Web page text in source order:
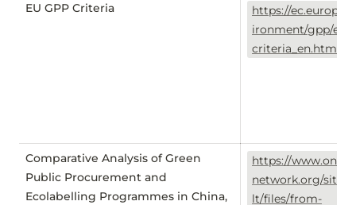
EU GPP Criteria
https://
ironment/gpp/
criteria_en.htm
Comparative Analysis of Green
Public Procurement and
Ecolabelling Programmes in China,
https://
network.org/sites/
lt/files/from-